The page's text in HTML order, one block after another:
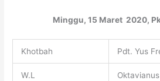
Minggu, 15 Maret 2020,
Khotbah Pdt. Yus
W.L Oktavianus